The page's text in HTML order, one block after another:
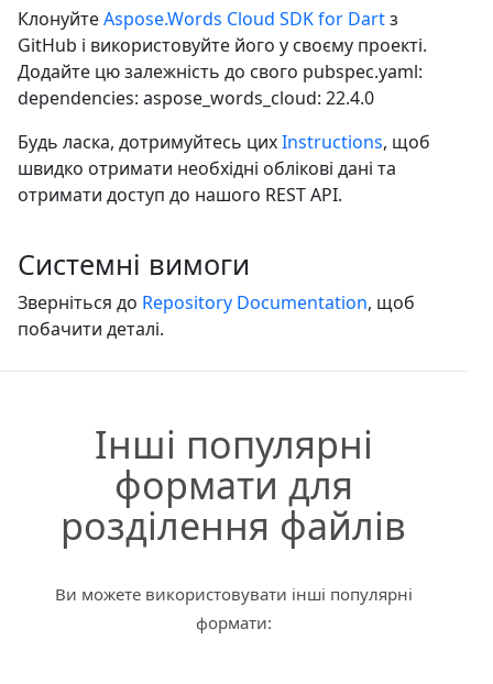
КлонуйтеAspose.Words Cloud SDK for Dartз
GitHub і використовуйте його у своєму проекті.
Додайте цю залежність до свого pubspec.yaml:
dependencies: aspose_words_cloud: 22.4.0
Будь ласка, дотримуйтесь цихInstructions, щоб
швидко отримати необхідні облікові дані та
отримати доступ до нашого REST API.
Системні вимоги
Зверніться до Repository Documentation, щоб
побачити деталі.
Інші популярні
формати для
розділення файлів
Ви можете використовувати інші популярні
формати: